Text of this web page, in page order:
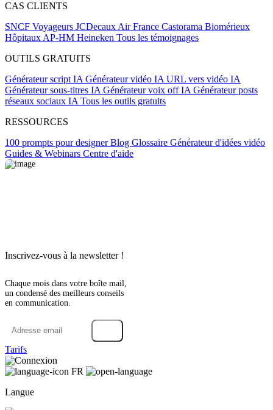
CAS CLIENTS
SNCF Voyageurs JCDecaux Air France Castorama Biomérieux
Hôpitaux AP-HM Heineken Tous les témoignages
OUTILS GRATUITS
Générateur script IA Générateur vidéo IA URL vers vidéo IA
Générateur sous-titres IA Générateur voix off IA Générateur posts
réseaux sociaux IA Tous les outils gratuits
RESSOURCES
100 prompts pour designerBlog Glossaire Générateur d'idées vidéo
Guides & Webinars Centre d'aide
Inscrivez-vous à la newsletter !
Chaque mois dans votre boîte mail,
un condensé des meilleurs conseils
en communication.
Tarifs
Connexion
FR
Langue